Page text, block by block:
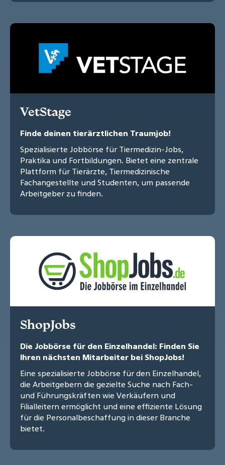
VetStage
Finde deinen tierärztlichen Traumjob!
Spezialisierte Jobbörse für Tiermedizin-Jobs,
Praktika und Fortbildungen. Bietet eine zentrale
Plattform für Tierärzte, Tiermedizinische
Fachangestellte und Studenten, um passende
Arbeitgeber zu finden.
ShopJobs
Die Jobbörse für den Einzelhandel: Finden Sie
Ihren nächsten Mitarbeiter bei ShopJobs!
Eine spezialisierte Jobbörse für den Einzelhandel,
die Arbeitgebern die gezielte Suche nach Fach-
und Führungskräften wie Verkäufern und
Filialleitern ermöglicht und eine effiziente Lösung
für die Personalbeschaffung in dieser Branche
bietet.